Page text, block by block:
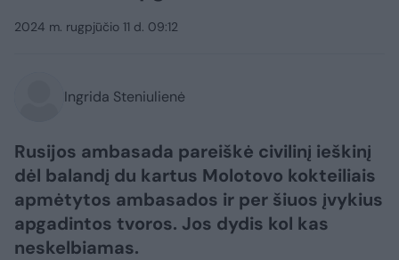
2024 m. rugpjūčio 11 d. 09:12
Ingrida Steniulienė
Rusijos ambasada pareiškė civilinį ieškinį
dėl balandį du kartus Molotovo kokteiliais
apmėtytos ambasados ir per šiuos įvykius
apgadintos tvoros. Jos dydis kol kas
neskelbiamas.